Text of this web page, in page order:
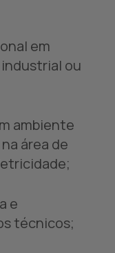
em
ou
ambiente
área de
e
técnicos;